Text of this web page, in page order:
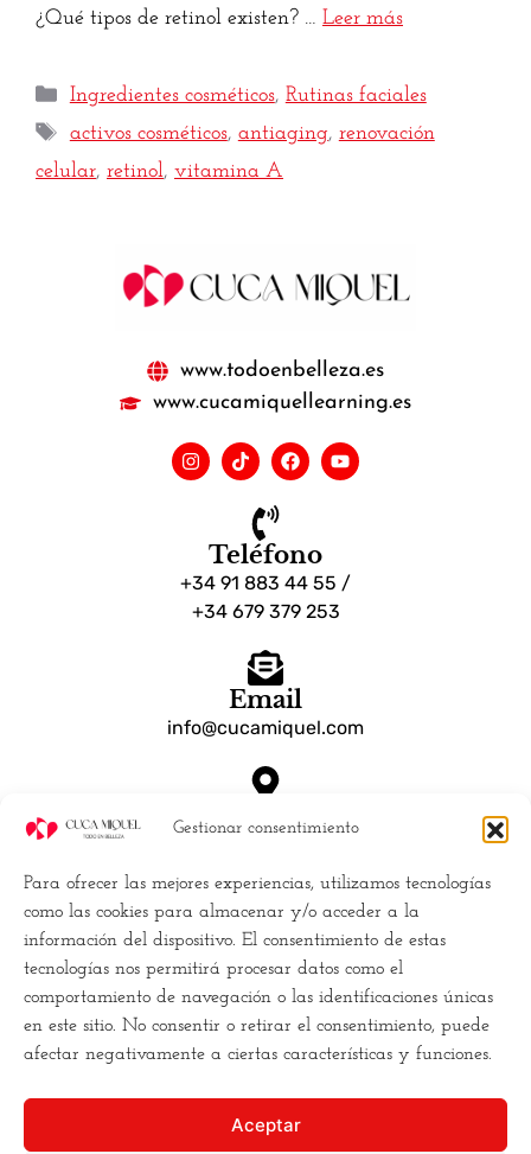
Gestionar consentimiento
Para ofrecer las mejores experiencias, utilizamos tecnologías
como las cookies para almacenar y/o acceder a la
información del dispositivo. El consentimiento de estas
tecnologías nos permitirá procesar datos como el
comportamiento de navegación o las identificaciones únicas
en este sitio. No consentir o retirar el consentimiento, puede
afectar negativamente a ciertas características y funciones.
Aceptar
¿Qué tipos de retinol existen? … Leer más
Ingredientes cosméticos, Rutinas faciales
activos cosméticos, antiaging, renovación
celular, retinol, vitamina A
www.todoenbelleza.es
www.cucamiquellearning.es
Teléfono
+34 91 883 44 55 /
+34 679 379 253
Email
info@cucamiquel.com
Dónde estamos
Calle Luchana, 25 28010 Madrid España
Empresa
Políticas de Cookies (UE)
Política de privacidad
Términos y Condiciones
Conviertete en distribuidor
excelencia
necesitamosromper los moldes. Hacemos la estética